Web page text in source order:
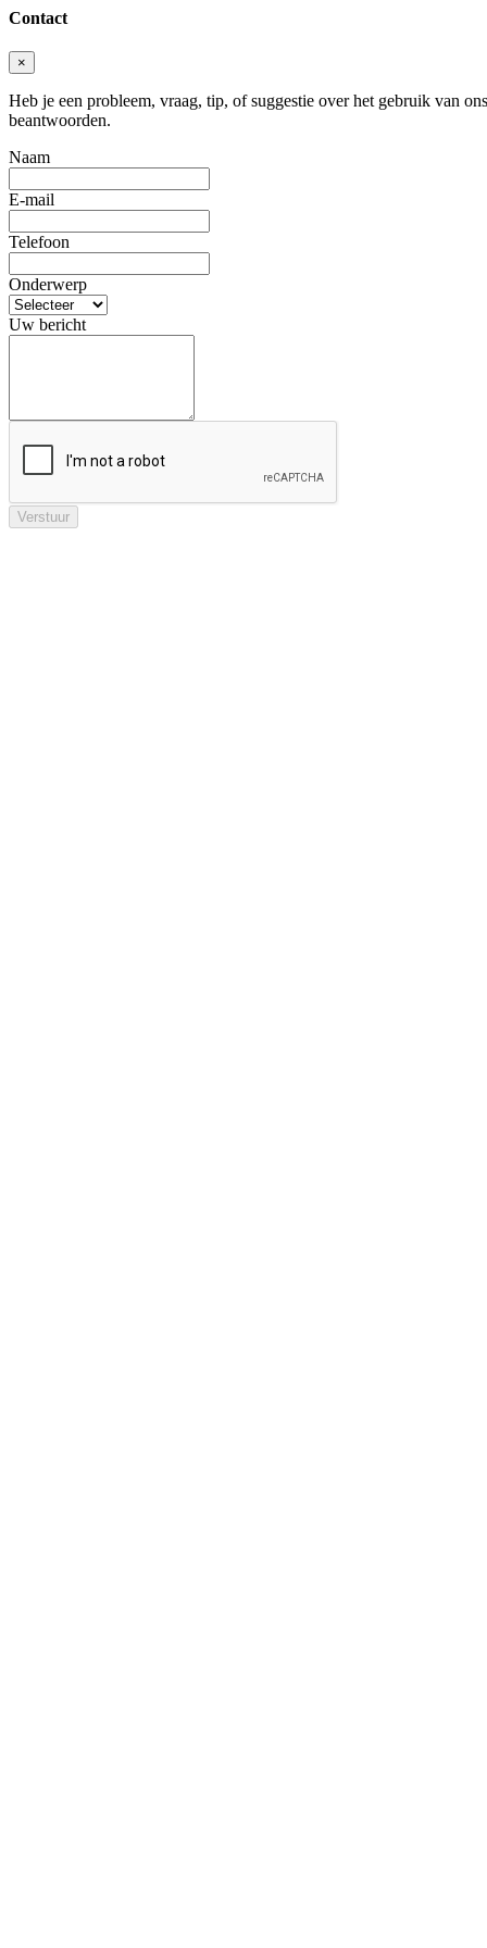
Contact
×
Heb je een probleem, vraag, tip, of suggestie over het gebruik van
beantwoorden.
Naam
E-mail
Telefoon
Onderwerp
Uw bericht